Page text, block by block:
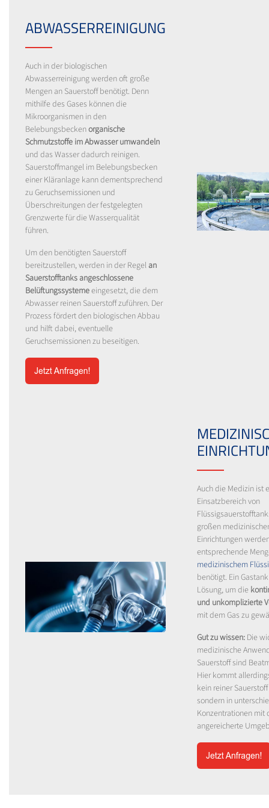
ABWASSERREINIGUNG
Auch in der biologischen
Abwasserreinigung werden oft große
Mengen an Sauerstoff benötigt. Denn
mithilfe des Gases können die
Mikroorganismen in den
Belebungsbeckenorganische
Schmutzstoffe im Abwasser umwandeln
und das Wasser dadurch reinigen.
Sauerstoffmangel im Belebungsbecken
einer Kläranlage kann dementsprechend
zu Geruchsemissionen und
Überschreitungen der festgelegten
Grenzwerte für die Wasserqualität
führen.
Um den benötigten Sauerstoff
bereitzustellen, werden in der Regel an
Sauerstofftanks angeschlossene
Belüftungssystemeeingesetzt, die dem
Abwasser reinen Sauerstoff zuführen. Der
Prozess fördert den biologischen Abbau
und hilft dabei, eventuelle
Geruchsemissionen zu beseitigen.
Auch die Medizin ist
Einsatzbereich von
großen
Einrichtungen
entsprechende
medizinischem
benötigt. Ein
Lösung, um die
und unkomplizierte
mit dem Gas zu
Gut zu wissen: Die
medizinische
Sauerstoff sind
Hier kommt
kein reiner
sondern in
Konzentrationen mit
angereicherte